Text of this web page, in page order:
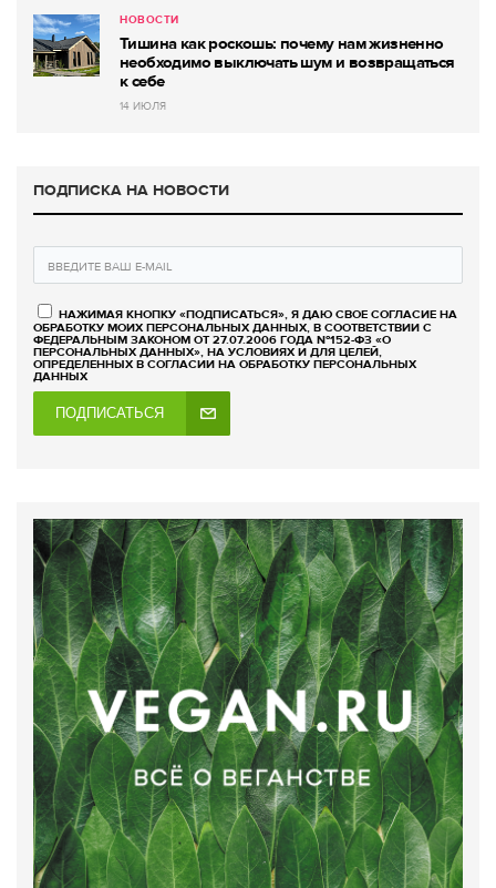
НОВОСТИ
Тишина как роскошь: почему нам жизненно
необходимо выключать шум и возвращаться
к себе
14 ИЮЛЯ
ПОДПИСКА НА НОВОСТИ
НАЖИМАЯ КНОПКУ «ПОДПИСАТЬСЯ», Я ДАЮ СВОЕ СОГЛАСИЕ НА
ОБРАБОТКУ МОИХ ПЕРСОНАЛЬНЫХ ДАННЫХ, В СООТВЕТСТВИИ С
ФЕДЕРАЛЬНЫМ ЗАКОНОМ ОТ 27.07.2006 ГОДА №152-ФЗ «О
ПЕРСОНАЛЬНЫХ ДАННЫХ», НА УСЛОВИЯХ И ДЛЯ ЦЕЛЕЙ,
ОПРЕДЕЛЕННЫХ В СОГЛАСИИ НА ОБРАБОТКУ ПЕРСОНАЛЬНЫХ
ДАННЫХ
ПОДПИСАТЬСЯ